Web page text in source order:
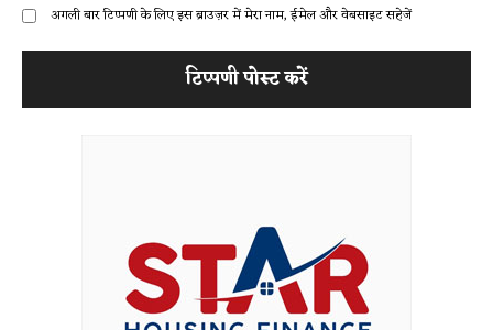
अगली बार टिप्पणी के लिए इस ब्राउज़र में मेरा नाम, ईमेल और वेबसाइट सहेजें